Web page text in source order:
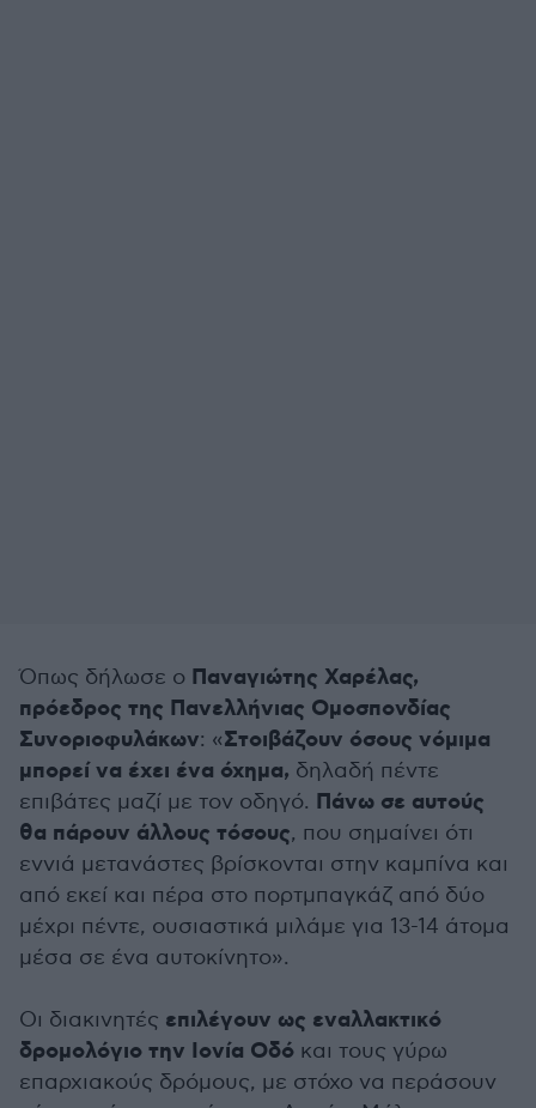
Όπως δήλωσε ο Παναγιώτης Χαρέλας,
πρόεδρος της Πανελλήνιας Ομοσπονδίας
Συνοριοφυλάκων: «Στοιβάζουν όσους νόμιμα
μπορεί να έχει ένα όχημα, δηλαδή πέντε
επιβάτες μαζί με τον οδηγό. Πάνω σε αυτούς
θα πάρουν άλλους τόσους, που σημαίνει ότι
εννιά μετανάστες βρίσκονται στην καμπίνα και
από εκεί και πέρα στο πορτμπαγκάζ από δύο
μέχρι πέντε, ουσιαστικά μιλάμε για 13-14 άτομα
μέσα σε ένα αυτοκίνητο».
Οι διακινητές επιλέγουν ως εναλλακτικό
δρομολόγιο την Ιονία Οδό και τους γύρω
επαρχιακούς δρόμους, με στόχο να περάσουν